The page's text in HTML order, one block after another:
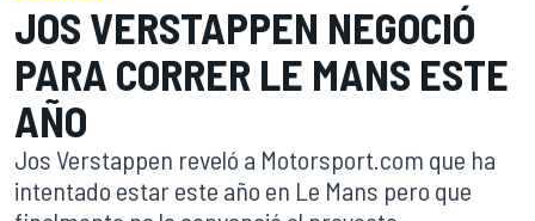
JOS VERSTAPPEN NEGOCIÓ
PARA CORRER LE MANS ESTE
AÑO
Jos Verstappen reveló a Motorsport.com que ha
intentado estar este año en Le Mans pero que